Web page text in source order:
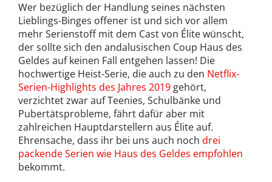
Wer bezüglich der Handlung seines nächsten
Lieblings-Binges offener ist und sich vor allem
mehr Serienstoff mit dem Cast von Élite wünscht,
der sollte sich den andalusischen Coup Haus des
Geldes auf keinen Fall entgehen lassen! Die
hochwertige Heist-Serie, die auch zu den Netflix-
Serien-Highlights des Jahres 2019 gehört,
verzichtet zwar auf Teenies, Schulbänke und
Pubertätsprobleme, fährt dafür aber mit
zahlreichen Hauptdarstellern aus Élite auf.
Ehrensache, dass ihr bei uns auch noch drei
packende Serien wie Haus des Geldes empfohlen
bekommt.